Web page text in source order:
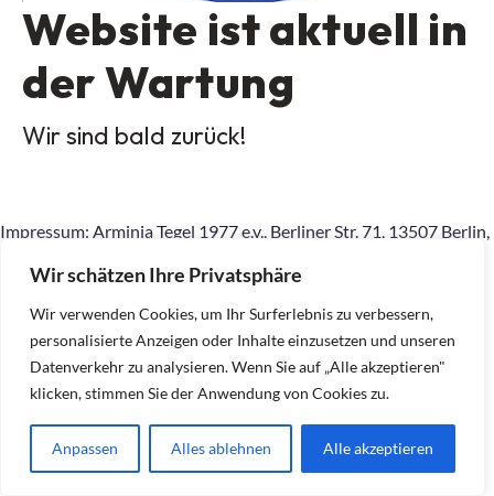
Wir schätzen Ihre Privatsphäre
Wir verwenden Cookies, um Ihr Surferlebnis zu verbessern,
personalisierte Anzeigen oder Inhalte einzusetzen und unseren
Datenverkehr zu analysieren. Wenn Sie auf „Alle akzeptieren"
klicken, stimmen Sie der Anwendung von Cookies zu.
Anpassen Alles ablehnen Alle akzeptieren
Website ist aktuell in
der Wartung
Wir sind bald zurück!
Impressum: Arminia Tegel 1977 e.v., Berliner Str. 71, 13507 Berlin,
Tegel77@outlook.com, Inhaltlich Verantwortlicher gemäß §10
Absatz 2 MDStV: Ralf Dietrich (Anschrift wie am Anfang)